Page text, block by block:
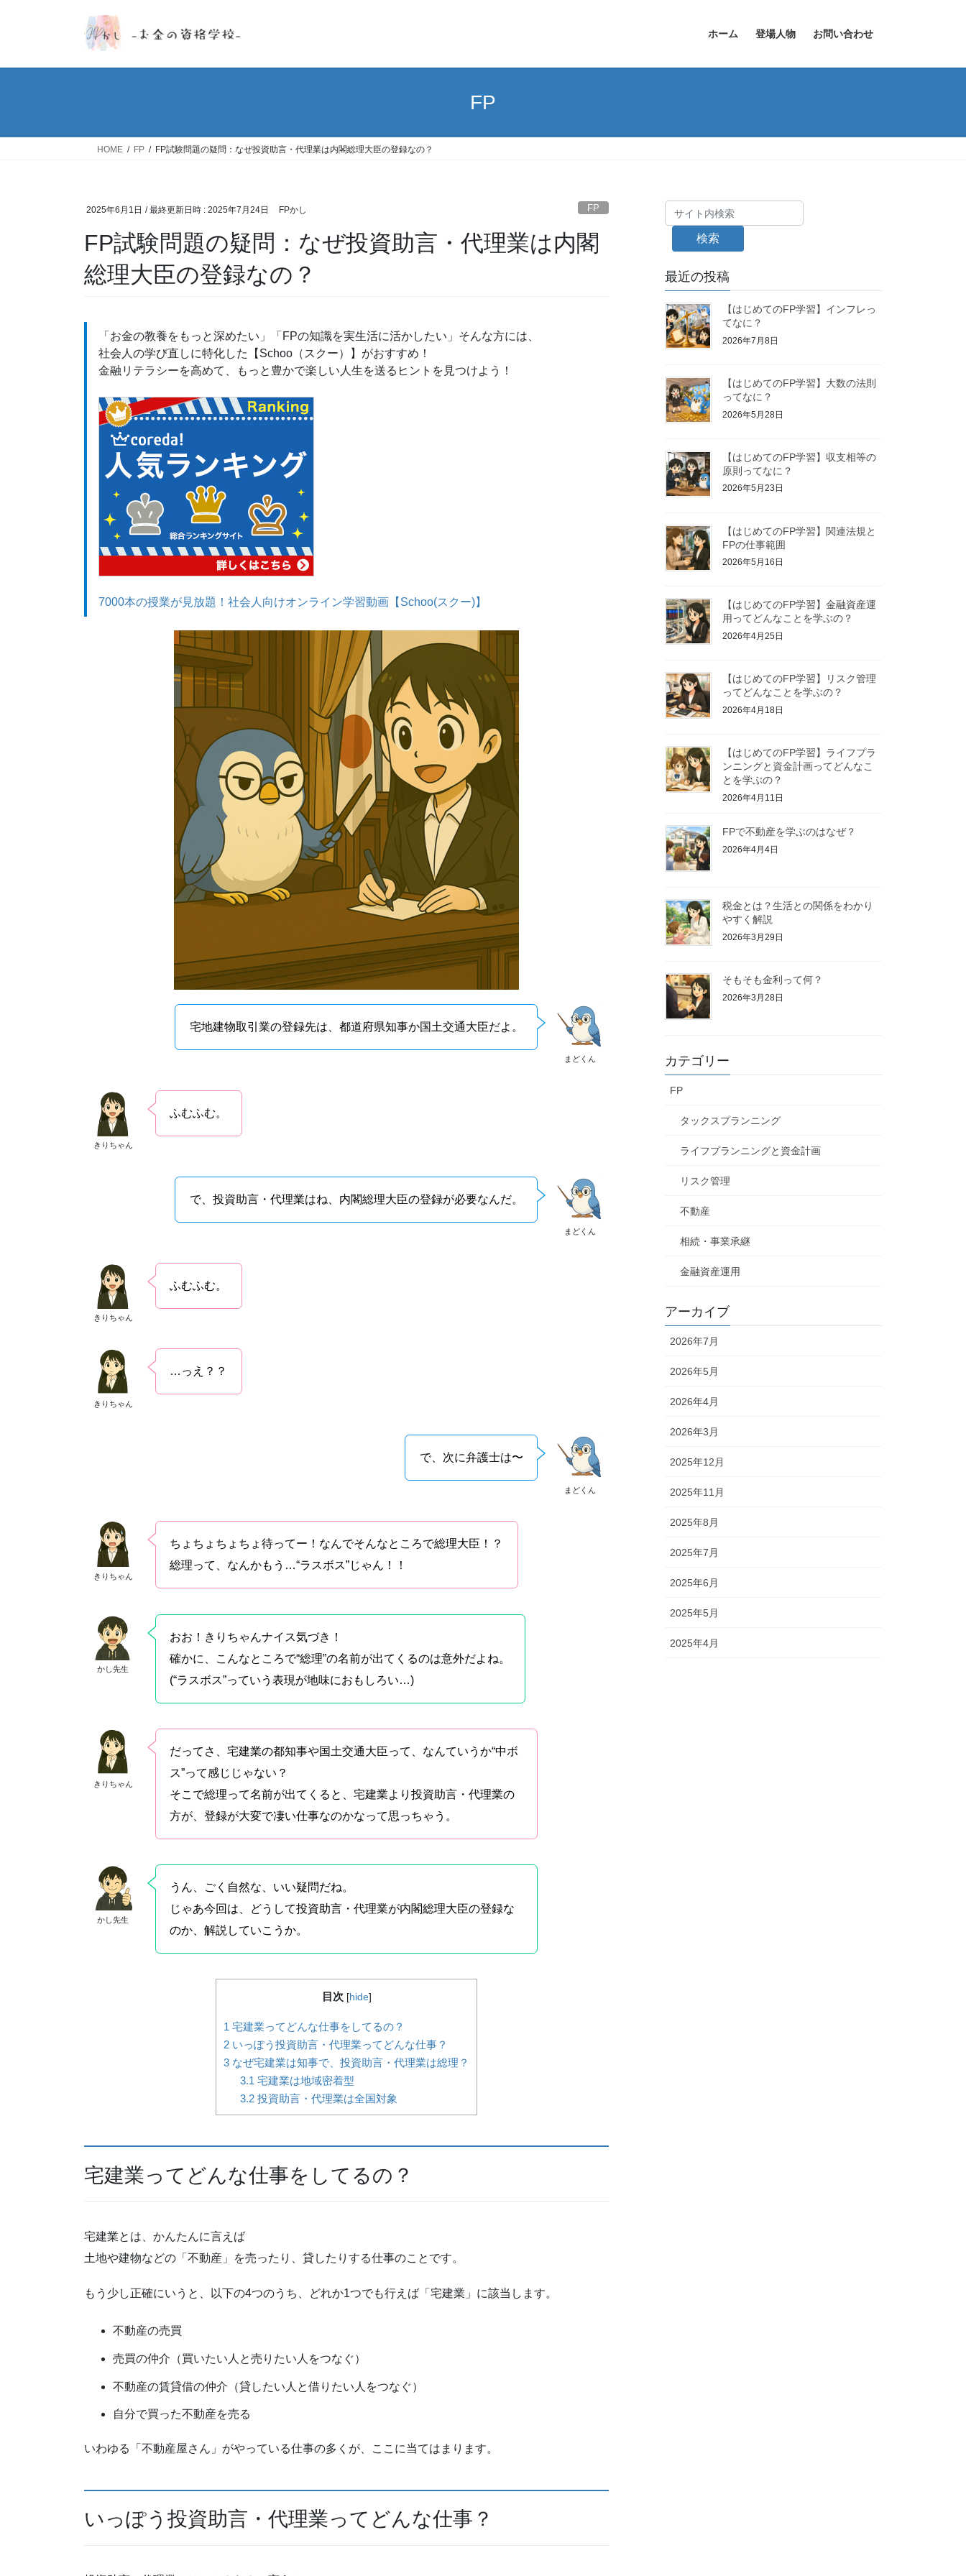
ホーム 登場人物 お問い合わせ
FP
HOME FP FP試験問題の疑問：なぜ投資助言・代理業は内閣総理大臣の登録なの？
2025年6月1日 / 最終更新日時 : 2025年7月24日 FPかし FP
FP試験問題の疑問：なぜ投資助言・代理業は内閣
総理大臣の登録なの？
「お金の教養をもっと深めたい」「FPの知識を実生活に活かしたい」そんな方には、
社会人の学び直しに特化した【Schoo（スクー）】がおすすめ！
金融リテラシーを高めて、もっと豊かで楽しい人生を送るヒントを見つけよう！
7000本の授業が見放題！社会人向けオンライン学習動画【Schoo(スクー)】
まどくん
宅地建物取引業の登録先は、都道府県知事か国土交通大臣だよ。
きりちゃん
ふむふむ。
まどくん
で、投資助言・代理業はね、内閣総理大臣の登録が必要なんだ。
きりちゃん
ふむふむ。
きりちゃん
…っえ？？
まどくん
で、次に弁護士は〜
きりちゃん
ちょちょちょちょ待ってー！なんでそんなところで総理大臣！？
総理って、なんかもう…“ラスボス”じゃん！！
かし先生
おお！きりちゃんナイス気づき！
確かに、こんなところで“総理”の名前が出てくるのは意外だよね。
(“ラスボス”っていう表現が地味におもしろい…)
きりちゃん
だってさ、宅建業の都知事や国土交通大臣って、なんていうか“中ボ
ス”って感じじゃない？
そこで総理って名前が出てくると、宅建業より投資助言・代理業の
方が、登録が大変で凄い仕事なのかなって思っちゃう。
かし先生
うん、ごく自然な、いい疑問だね。
じゃあ今回は、どうして投資助言・代理業が内閣総理大臣の登録な
のか、解説していこうか。
目次 [hide]
1 宅建業ってどんな仕事をしてるの？
2 いっぽう投資助言・代理業ってどんな仕事？
3 なぜ宅建業は知事で、投資助言・代理業は総理？
3.1 宅建業は地域密着型
3.2投資助言・代理業は全国対象
宅建業ってどんな仕事をしてるの？
宅建業とは、かんたんに言えば
土地や建物などの「不動産」を売ったり、貸したりする仕事のことです。
もう少し正確にいうと、以下の4つのうち、どれか1つでも行えば「宅建業」に該当します。
不動産の売買
売買の仲介（買いたい人と売りたい人をつなぐ）
不動産の賃貸借の仲介（貸したい人と借りたい人をつなぐ）
自分で買った不動産を売る
いわゆる「不動産屋さん」がやっている仕事の多くが、ここに当てはまります。
いっぽう投資助言・代理業ってどんな仕事？
検索
最近の投稿
【はじめてのFP学習】インフレっ
てなに？
2026年7月8日
【はじめてのFP学習】大数の法則
ってなに？
2026年5月28日
【はじめてのFP学習】収支相等の
原則ってなに？
2026年5月23日
【はじめてのFP学習】関連法規と
FPの仕事範囲
2026年5月16日
【はじめてのFP学習】金融資産運
用ってどんなことを学ぶの？
2026年4月25日
【はじめてのFP学習】リスク管理
ってどんなことを学ぶの？
2026年4月18日
【はじめてのFP学習】ライフプラ
ンニングと資金計画ってどんなこ
とを学ぶの？
2026年4月11日
FPで不動産を学ぶのはなぜ？
2026年4月4日
税金とは？生活との関係をわかり
やすく解説
2026年3月29日
そもそも金利って何？
2026年3月28日
カテゴリー
FP
タックスプランニング
ライフプランニングと資金計画
リスク管理
不動産
相続・事業承継
金融資産運用
アーカイブ
2026年7月
2026年5月
2026年4月
2026年3月
2025年12月
2025年11月
2025年8月
2025年7月
2025年6月
2025年5月
2025年4月